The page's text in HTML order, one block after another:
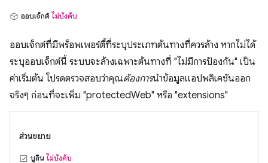
ออบเจ็กต์ ไม่บังคับ
ออบเจ็กต์ที่มีพร็อพเพอร์ตี้ที่ระบุประเภทต้นทางที่ควรล้าง หากไม่ได้
ระบุออบเจ็กต์นี้ ระบบจะล้างเฉพาะต้นทางที่ "ไม่มีการป้องกัน" เป็น
ค่าเริ่มต้น โปรดตรวจสอบว่าคุณต้องการนำข้อมูลแอปพลิเคชันออก
จริงๆ ก่อนที่จะเพิ่ม "protectedWeb" หรือ "extensions"
ส่วนขยาย
บูลีน ไม่บังคับ